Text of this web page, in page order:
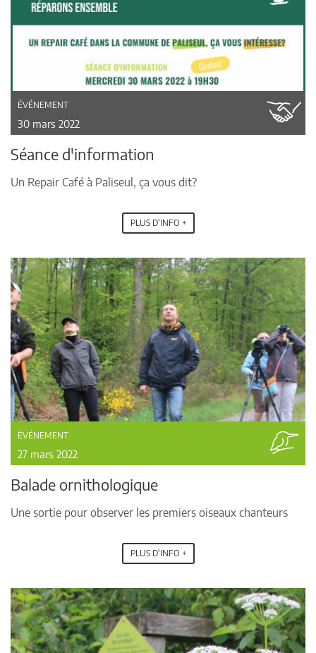
ÉVÉNEMENT
30 mars 2022
Séance d'information
Un Repair Café à Paliseul, ça vous dit?
PLUS D'INFO +
ÉVÉNEMENT
27 mars 2022
Balade ornithologique
Une sortie pour observer les premiers oiseaux chanteurs
PLUS D'INFO +